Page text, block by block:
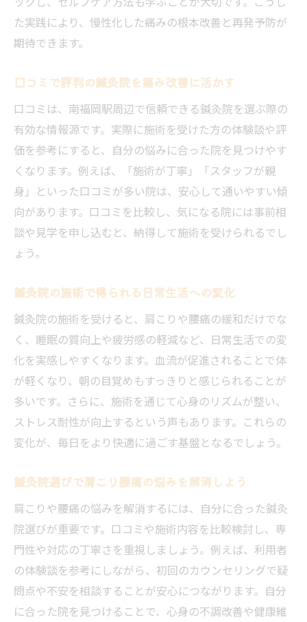
た実践により、慢性化した痛みの根本改善と再発予防が
期待できます。
口コミで評判の鍼灸院を痛み改善に活かす
口コミは、南福岡駅周辺で信頼できる鍼灸院を選ぶ際の
有効な情報源です。実際に施術を受けた方の体験談や評
価を参考にすると、自分の悩みに合った院を見つけやす
くなります。例えば、「施術が丁寧」「スタッフが親
身」といった口コミが多い院は、安心して通いやすい傾
向があります。口コミを比較し、気になる院には事前相
談や見学を申し込むと、納得して施術を受けられるでし
ょう。
鍼灸院の施術で得られる日常生活への変化
鍼灸院の施術を受けると、肩こりや腰痛の緩和だけでな
く、睡眠の質向上や疲労感の軽減など、日常生活での変
化を実感しやすくなります。血流が促進されることで体
が軽くなり、朝の目覚めもすっきりと感じられることが
多いです。さらに、施術を通じて心身のリズムが整い、
ストレス耐性が向上するという声もあります。これらの
変化が、毎日をより快適に過ごす基盤となるでしょう。
鍼灸院選びで肩こり腰痛の悩みを解消しよう
肩こりや腰痛の悩みを解消するには、自分に合った鍼灸
院選びが重要です。口コミや施術内容を比較検討し、専
門性や対応の丁寧さを重視しましょう。例えば、利用者
の体験談を参考にしながら、初回のカウンセリングで疑
問点や不安を相談することが安心につながります。自分
に合った院を見つけることで、心身の不調改善や健康維